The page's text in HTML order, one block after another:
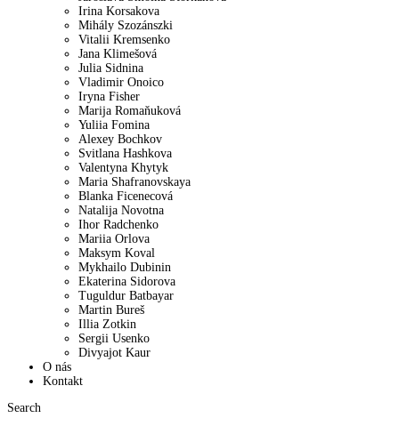
Irina Korsakova
Mihály Szozánszki
Vitalii Kremsenko
Jana Klimešová
Julia Sidnina
Vladimir Onoico
Iryna Fisher
Marija Romaňuková
Yuliia Fomina
Alexey Bochkov
Svitlana Hashkova
Valentyna Khytyk
Maria Shafranovskaya
Blanka Ficenecová
Natalija Novotna
Ihor Radchenko
Mariia Orlova
Maksym Koval
Mykhailo Dubinin
Ekaterina Sidorova
Tuguldur Batbayar
Martin Bureš
Illia Zotkin
Sergii Usenko
Divyajot Kaur
O nás
Kontakt
Search